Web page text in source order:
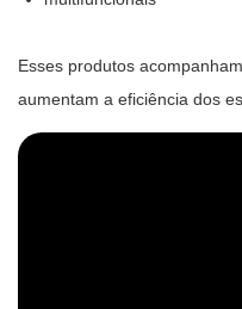
Esses produtos
aumentam a eficiência dos